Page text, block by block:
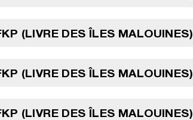
(LIVRE DES ÎLES MALOUINES)
(LIVRE DES ÎLES MALOUINES)
(LIVRE DES ÎLES MALOUINES)